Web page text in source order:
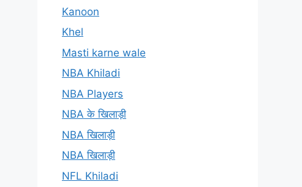
Kanoon
Khel
Masti karne wale
NBA Khiladi
NBA Players
NBA के खिलाड़ी
NBA खिलाड़ी
NBA खिलाड़ी
NFL Khiladi